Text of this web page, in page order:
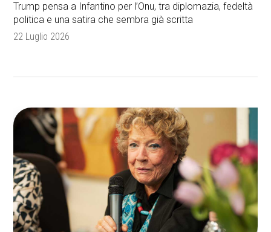
Trump pensa a Infantino per l’Onu, tra diplomazia, fedeltà
politica e una satira che sembra già scritta
22 Luglio 2026